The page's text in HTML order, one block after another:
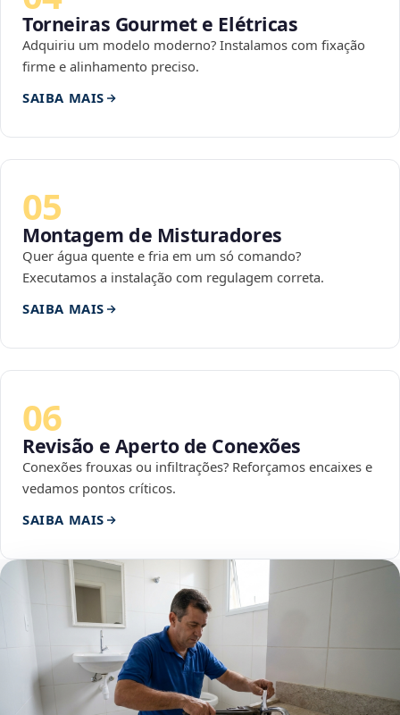
Torneiras Gourmet e Elétricas
Adquiriu um modelo moderno? Instalamos com fixação
firme e alinhamento preciso.
SAIBA MAIS
05
Montagem de Misturadores
Quer água quente e fria em um só comando?
Executamos a instalação com regulagem correta.
SAIBA MAIS
06
Revisão e Aperto de Conexões
Conexões frouxas ou infiltrações? Reforçamos encaixes e
vedamos pontos críticos.
SAIBA MAIS